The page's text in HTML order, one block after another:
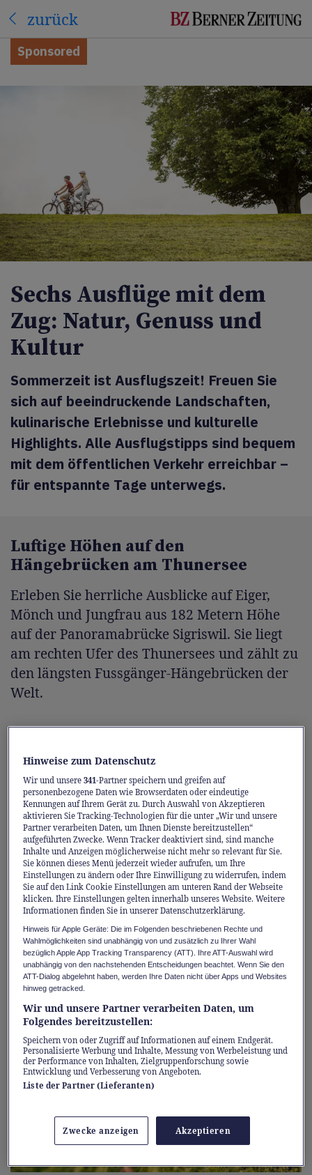
zurück
Sponsored
Sechs Ausflüge mit dem
Zug: Natur, Genuss und
Kultur
Sommerzeit ist Ausflugszeit! Freuen Sie
sich auf beeindruckende Landschaften,
kulinarische Erlebnisse und kulturelle
Highlights. Alle Ausflugstipps sind bequem
mit dem öffentlichen Verkehr erreichbar –
für entspannte Tage unterwegs.
Luftige Höhen auf den
Hängebrücken am Thunersee
Erleben Sie herrliche Ausblicke auf Eiger,
Mönch und Jungfrau aus 182 Metern Höhe
auf der Panoramabrücke Sigriswil. Sie liegt
am rechten Ufer des Thunersees und zählt zu
den längsten Fussgänger-Hängebrücken der
Welt.
Die Panoramabrücke Leissigen wirkt
schlichter, gehört jedoch zu den schönsten
ihrer Art. Geniessen Sie den Blick auf See und
Landschaft und runden Sie den Besuch auf
der Meielisalp mit Einkehrmöglichkeiten,
Spielplatz und Minigolf ab.
Tipp:Beide Brücken lassen sich perfekt mit
Wanderungen kombinieren.
Mehr erfahren
Hinweise zum Datenschutz
Wir und unsere341-Partner speichern und greifen auf
personenbezogene Daten wie Browserdaten oder eindeutige
Kennungen auf Ihrem Gerät zu. Durch Auswahl von Akzeptieren
aktivieren Sie Tracking-Technologien für die unter „Wir und unsere
Partner verarbeiten Daten, um Ihnen Dienste bereitzustellen“
aufgeführten Zwecke. Wenn Tracker deaktiviert sind, sind manche
Inhalte und Anzeigen möglicherweise nicht mehr so relevant für Sie.
Sie können dieses Menü jederzeit wieder aufrufen, um Ihre
Einstellungen zu ändern oder Ihre Einwilligung zu widerrufen, indem
Sie auf den Link Cookie Einstellungen am unteren Rand der Webseite
klicken. Ihre Einstellungen gelten innerhalb unseres Website. Weitere
Informationen finden Sie in unserer Datenschutzerklärung.
Hinweis für Apple Geräte: Die im Folgenden beschriebenen Rechte und
Wahlmöglichkeiten sind unabhängig von und zusätzlich zu Ihrer Wahl
bezüglich Apple App Tracking Transparency (ATT). Ihre ATT-Auswahl wird
unabhängig von den nachstehenden Entscheidungen beachtet. Wenn Sie den
ATT-Dialog abgelehnt haben, werden Ihre Daten nicht über Apps und Websites
hinweg getracked.
Wir und unsere Partner verarbeiten Daten, um
Folgendes bereitzustellen:
Speichern von oder Zugriff auf Informationen auf einem Endgerät.
Personalisierte Werbung und Inhalte, Messung von Werbeleistung und
der Performance von Inhalten, Zielgruppenforschung sowie
Entwicklung und Verbesserung von Angeboten.
Liste der Partner (Lieferanten)
Zwecke anzeigen Akzeptieren